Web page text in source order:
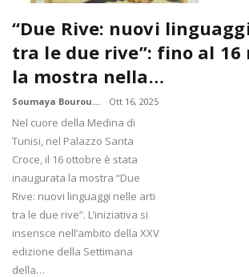
“Due Rive: nuovi
tra le due rive”: fino al 16
la mostra nella…
Soumaya Bourougaaoui Ott 16, 2025
Nel cuore della Medina di
Tunisi, nel Palazzo Santa
Croce, il 16 ottobre è stata
inaugurata la mostra “Due
Rive: nuovi linguaggi nelle arti
tra le due rive”. L’iniziativa si
inserisce nell’ambito della XXV
edizione della Settimana
della…